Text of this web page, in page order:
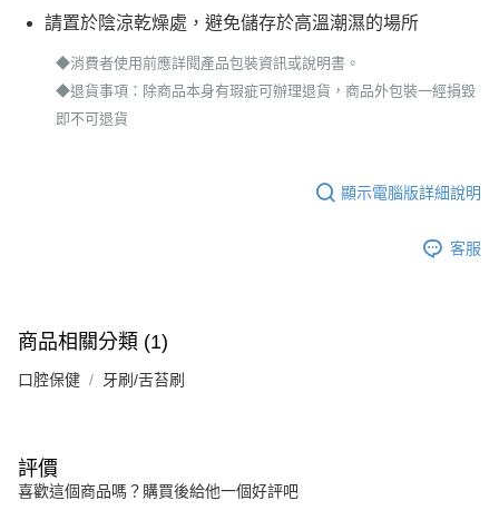
請置於陰涼乾燥處，避免儲存於高溫潮濕的場所
◆消費者使用前應詳閱產品包裝資訊或說明書。
◆退貨事項：除商品本身有瑕疵可辦理退貨，商品外包裝一經損毀
即不可退貨
顯示電腦版詳細說明
客服
商品相關分類 (1)
口腔保健 牙刷/舌苔刷
評價
喜歡這個商品嗎？購買後給他一個好評吧